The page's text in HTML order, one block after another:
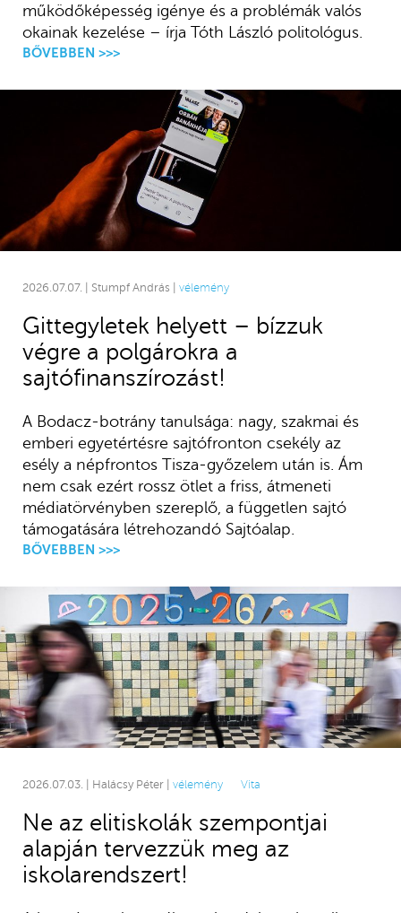
működőképesség igénye és a problémák valós
okainak kezelése – írja Tóth László politológus.
BŐVEBBEN >>>
2026.07.07. | Stumpf András | vélemény
Gittegyletek helyett – bízzuk
végre a polgárokra a
sajtófinanszírozást!
A Bodacz-botrány tanulsága: nagy, szakmai és
emberi egyetértésre sajtófronton csekély az
esély a népfrontos Tisza-győzelem után is. Ám
nem csak ezért rossz ötlet a friss, átmeneti
médiatörvényben szereplő, a független sajtó
támogatására létrehozandó Sajtóalap.
BŐVEBBEN >>>
2026.07.03. | Halácsy Péter | vélemény Vita
Ne az elitiskolák szempontjai
alapján tervezzük meg az
iskolarendszert!